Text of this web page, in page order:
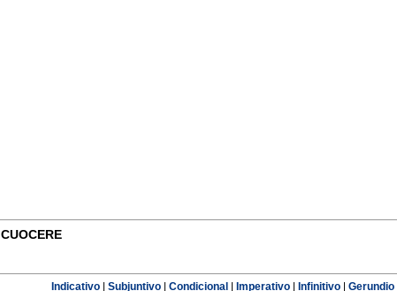
CUOCERE
Indicativo| Subjuntivo| Condicional Imperativo| Infinitivo| Gerundio|